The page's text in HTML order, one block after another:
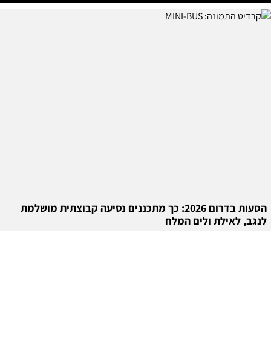
הסעות בדרום 2026: כך מתכננים נסיעה קבוצתית מושלמת
לנגב, לאילת ולים המלח